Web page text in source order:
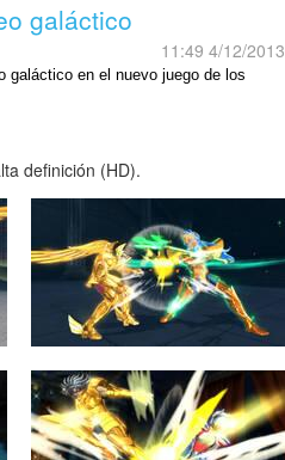
galáctico
11:49 4/12/2013
galáctico en el nuevo juego de los
definición (HD).